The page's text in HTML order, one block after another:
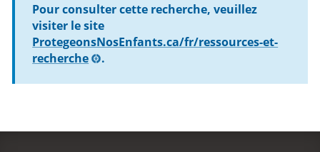
Pour consulter cette recherche, veuillez
visiter le site
ProtegeonsNosEnfants.ca/fr/ressources-et-
recherche
.